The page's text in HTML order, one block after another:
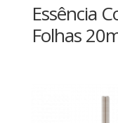
Essência
Folhas